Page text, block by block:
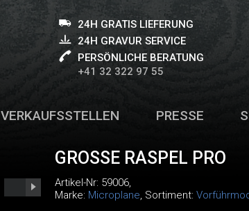
24H GRATIS LIEFERUNG
24H GRAVUR SERVICE
PERSÖNLICHE BERATUNG
+41 32 322 97 55
VERKAUFSSTELLEN PRESSE
GROSSE RASPEL PRO
Artikel-Nr: 59006,
Marke: Microplane, Sortiment: